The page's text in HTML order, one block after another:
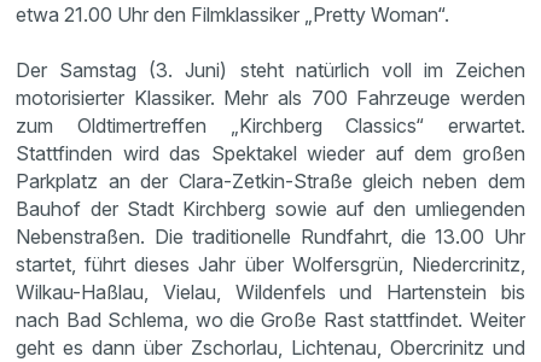
etwa 21.00 Uhr den Filmklassiker „Pretty Woman“.
Der Samstag (3. Juni) steht natürlich voll im Zeichen
motorisierter Klassiker. Mehr als 700 Fahrzeuge werden
zum Oldtimertreffen „Kirchberg Classics“ erwartet.
Stattfinden wird das Spektakel wieder auf dem großen
Parkplatz an der Clara-Zetkin-Straße gleich neben dem
Bauhof der Stadt Kirchberg sowie auf den umliegenden
Nebenstraßen. Die traditionelle Rundfahrt, die 13.00 Uhr
startet, führt dieses Jahr über Wolfersgrün, Niedercrinitz,
Wilkau-Haßlau, Vielau, Wildenfels und Hartenstein bis
nach Bad Schlema, wo die Große Rast stattfindet. Weiter
geht es dann über Zschorlau, Lichtenau, Obercrinitz und